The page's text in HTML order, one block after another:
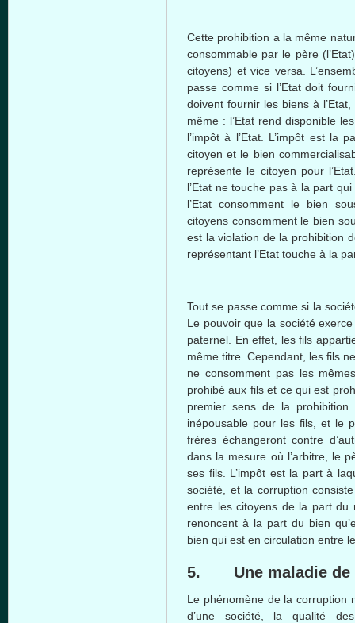
Cette prohibition a la même
consommable par le père(l’Etat
citoyens) et vice versa.
passe comme si l’Etat doit
doivent fournir les biens à l’Etat
même : l’Etatrend disponible
l’impôt à l’Etat. L’impôt estla
citoyen et le bien
représente le citoyen pour l’Etat
l’Etat ne touche pas à la part qui
l’Etat consomment le bien
citoyens consommentle bien
est la violation de la prohibition
représentant l’Etat touche à la
Tout se passe comme si la
Le pouvoir que la société exerce
paternel . Eneffet , lesfils
même titre Cependant , les fils
ne consommentpas les
prohibé aux filset cequiest
premier sensde la
inépousable pour les fils , et le
frères échangeront contre
dans la mesure où l’arbitre, le
ses fils. L’impôt estla partà
société , et la corruptionconsiste
entre les citoyens de la part du
renoncent à la part du bien
bien qui est en circulation entre
5. Une maladie de
Le phénomènede la corruption
d’une
société, laqualité